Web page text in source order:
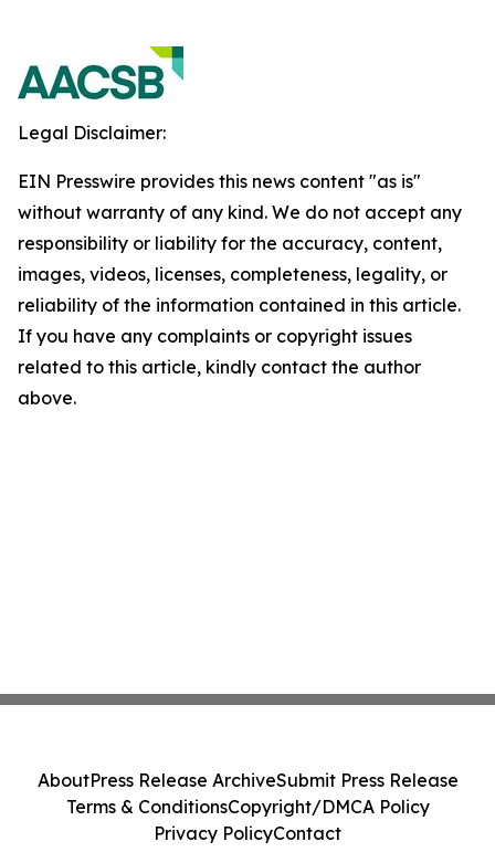
Legal Disclaimer:
EIN Presswire provides this news content "as is"
without warranty of any kind. We do not accept any
responsibility or liability for the accuracy, content,
images, videos, licenses, completeness, legality, or
reliability of the information contained in this article.
If you have any complaints or copyright issues
related to this article, kindly contact the author
above.
AboutPress Release ArchiveSubmit Press Release
Terms & ConditionsCopyright/DMCA Policy
Privacy PolicyContact